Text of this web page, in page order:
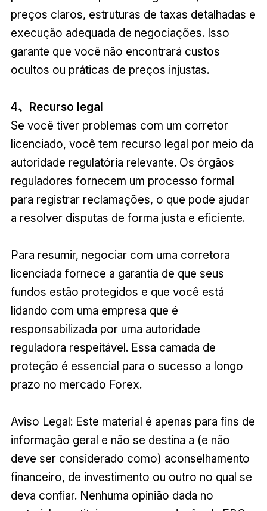
preços claros, estruturas de taxas detalhadas e
execução adequada de negociações. Isso
garante que você não encontrará custos
ocultos ou práticas de preços injustas.
4、Recurso legal
Se você tiver problemas com um corretor
licenciado, você tem recurso legal por meio da
autoridade regulatória relevante. Os órgãos
reguladores fornecem um processo formal
para registrar reclamações, o que pode ajudar
a resolver disputas de forma justa e eficiente.
Para resumir, negociar com uma corretora
licenciada fornece a garantia de que seus
fundos estão protegidos e que você está
lidando com uma empresa que é
responsabilizada por uma autoridade
reguladora respeitável. Essa camada de
proteção é essencial para o sucesso a longo
prazo no mercado Forex.
Aviso Legal: Este material é apenas para fins de
informação geral e não se destina a (e não
deve ser considerado como) aconselhamento
financeiro, de investimento ou outro no qual se
deva confiar. Nenhuma opinião dada no